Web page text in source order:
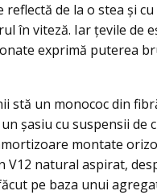
reflectă de la o stea și
în viteză. Iar ţevile de
exprimă puterea
stă un monococ din
şasiu cu suspensii de
montate
V12 natural aspirat,
pe baza unui